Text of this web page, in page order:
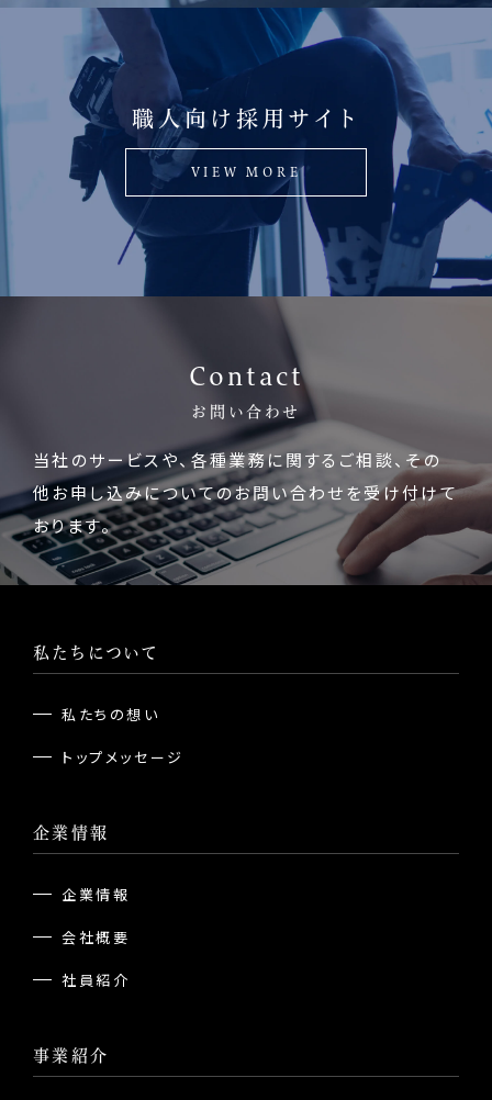
職人向け採用サイト
VIEW MORE
Contact
お問い合わせ
当社のサービスや、各種業務に関するご相談、 その
他お申し込みについてのお問い合わせを受け付けて
おります。
私たちについて
私たちの想い
トップメッセージ
企業情報
企業情報
会社概要
社員紹介
事業紹介